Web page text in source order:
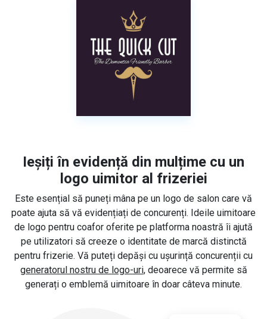
Ieșiți în evidență din mulțime cu un
logo uimitor al frizeriei
Este esențial să puneți mâna pe un logo de salon care vă
poate ajuta să vă evidențiați de concurenți. Ideile uimitoare
de logo pentru coafor oferite pe platforma noastră îi ajută
pe utilizatori să creeze o identitate de marcă distinctă
pentru frizerie. Vă puteți depăși cu ușurință concurenții cu
generatorul nostru de logo-uri, deoarece vă permite să
generați o emblemă uimitoare în doar câteva minute.